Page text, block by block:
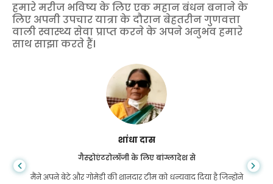
हमारे मरीज भविष्य के लिए एक महान बंधन बनाने के
लिए अपनी उपचार यात्रा के दौरान बेहतरीन गुणवत्ता
वाली स्वास्थ्य सेवा प्राप्त करने के अपने अनुभव हमारे
साथ साझा करते हैं।
शांधा दास
गैस्ट्रोएंटरोलॉजी के लिए बांग्लादेश से
मैंने अपने बेटे और गोमेडी की शानदार टीम को धन्यवाद दिया है जिन्होंने